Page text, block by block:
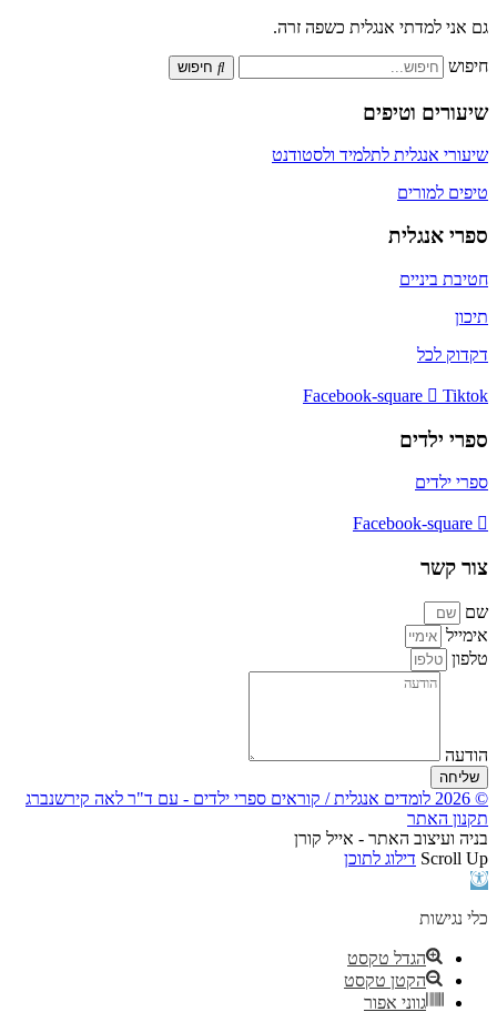
גם אני למדתי אנגלית כשפה זרה.
חיפוש חיפוש
שיעורים וטיפים
שיעורי אנגלית לתלמיד ולסטודנט
טיפים למורים
ספרי אנגלית
חטיבת ביניים
תיכון
דקדוק לכל
Facebook-square Tiktok
ספרי ילדים
ספרי ילדים
Facebook-square
צור קשר
שם
אימייל
טלפון
הודעה
שליחה
© 2026 לומדים אנגלית / קוראים ספרי ילדים - עם ד"ר לאה קירשנברג
תקנון האתר
בניה ועיצוב האתר - אייל קורן
Scroll Up דילוג לתוכן
פתח
נגישות
כלי נגישות
הגדל טקסט
הקטן טקסט
גווני אפור